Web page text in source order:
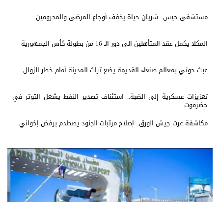
مستشفى حيس.. شريان حياة يخفف أوجاع المرضى والمحرومين
المكلا يكمل عقد المتأهلين الى دور الـ 16 من بطولة كأس الجمهورية
عبث حوثي بمعالم صنعاء القديمة يضع تراث المدينة أمام خطر الزوال
تعزيزات عسكرية إلى الضبة.. استئناف تصدير النفط يشعل التوتر في
حضرموت
مكاشفة عرت جيش الورق.. إصلاح مرتبات الجنود يصطدم برفض إخواني